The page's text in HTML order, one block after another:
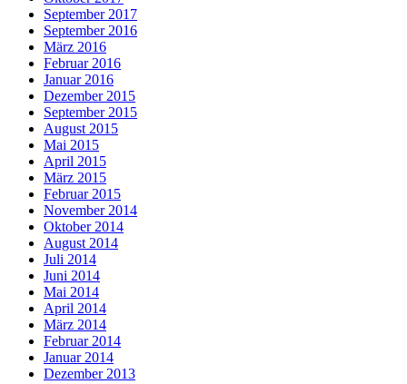
September 2017
September 2016
März 2016
Februar 2016
Januar 2016
Dezember 2015
September 2015
August 2015
Mai 2015
April 2015
März 2015
Februar 2015
November 2014
Oktober 2014
August 2014
Juli 2014
Juni 2014
Mai 2014
April 2014
März 2014
Februar 2014
Januar 2014
Dezember 2013